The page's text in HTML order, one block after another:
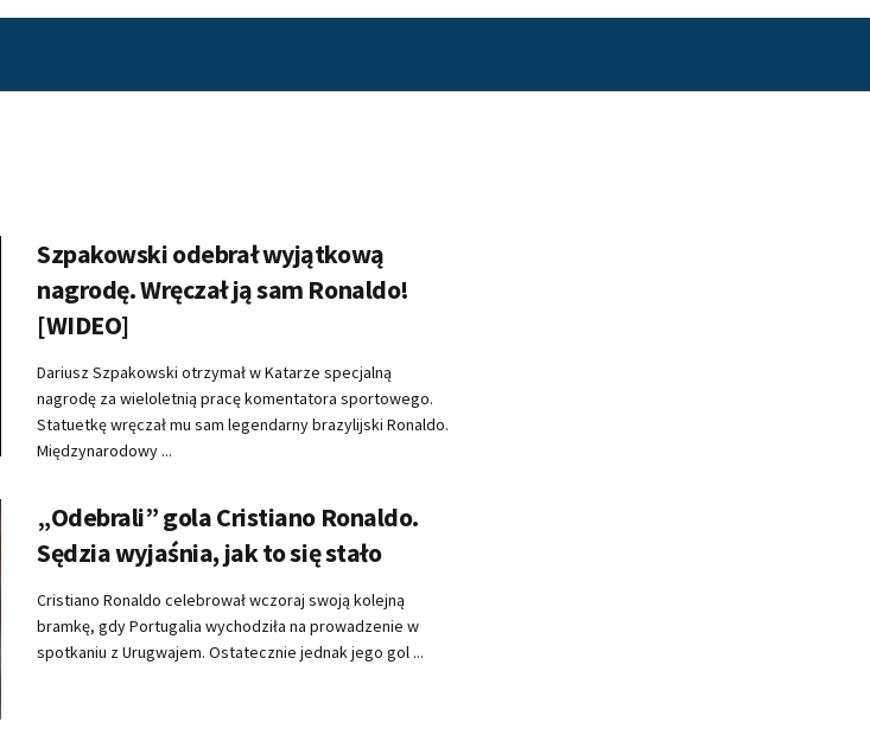
Szpakowski odebrał wyjątkową
nagrodę. Wręczał ją sam Ronaldo!
[WIDEO]
Dariusz Szpakowski otrzymał w Katarze specjalną
nagrodę za wieloletnią pracę komentatora sportowego.
Statuetkę wręczał mu sam legendarny brazylijski Ronaldo.
Międzynarodowy ...
„Odebrali” gola Cristiano Ronaldo.
Sędzia wyjaśnia, jak to się stało
Cristiano Ronaldo celebrował wczoraj swoją kolejną
bramkę, gdy Portugalia wychodziła na prowadzenie w
spotkaniu z Urugwajem. Ostatecznie jednak jego gol ...